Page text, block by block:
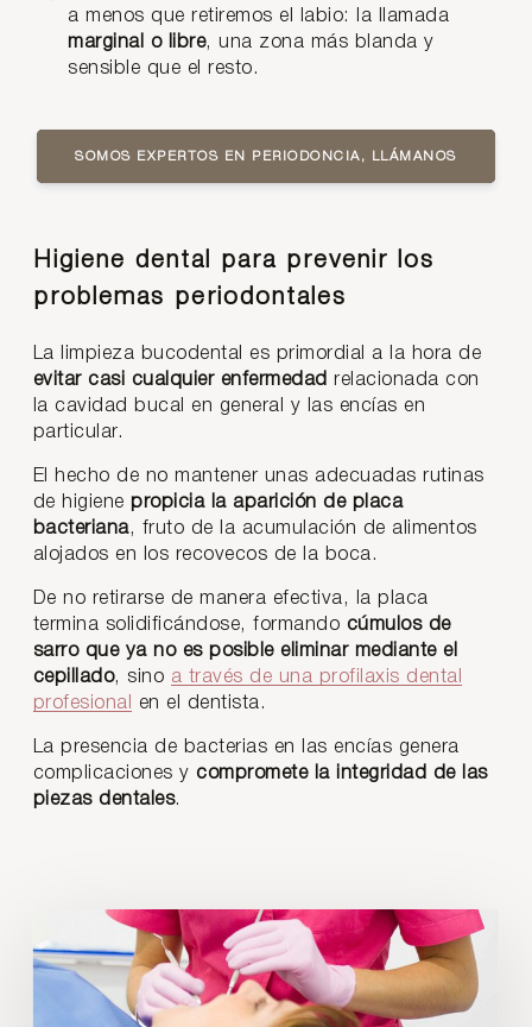
a menos que retiremos el labio: la llamada
marginal o libre, una zona más blanda y
sensible que el resto.
SOMOS EXPERTOS EN PERIODONCIA, LLÁMANOS
Higiene dental para prevenir los
problemas periodontales
La limpieza bucodental es primordial a la hora de
evitar casi cualquier enfermedad relacionada con
la cavidad bucal en general y las encías en
particular.
El hecho de no mantener unas adecuadas rutinas
de higiene propicia la aparición de placa
bacteriana, fruto de la acumulación de alimentos
alojados en los recovecos de la boca.
De no retirarse de manera efectiva, la placa
termina solidificándose, formando cúmulos de
sarro que ya no es posible eliminar mediante el
cepillado, sino a través de una profilaxis dental
profesional
en el dentista.
La presencia de bacterias en las encías genera
complicaciones y compromete la integridad de las
piezas dentales.